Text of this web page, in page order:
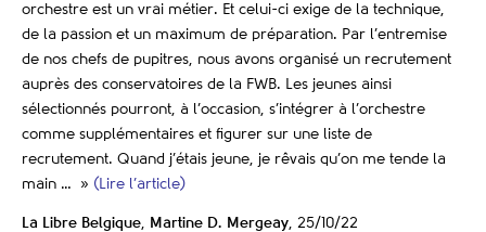
orchestre est un vrai métier. Et celui-ci exige de la technique,
de la passion et un maximum de préparation. Par l’entremise
de nos chefs de pupitres, nous avons organisé un recrutement
auprès des conservatoires de la FWB. Les jeunes ainsi
sélectionnés pourront, à l’occasion, s’intégrer à l’orchestre
comme supplémentaires et figurer sur une liste de
recrutement. Quand j’étais jeune, je rêvais qu’on me tende la
main … » (Lire l’article)
La Libre Belgique Martine D. Mergeay , 25/10/22